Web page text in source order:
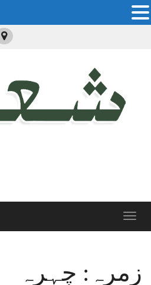
Toggle
زمرہ: چہرہ